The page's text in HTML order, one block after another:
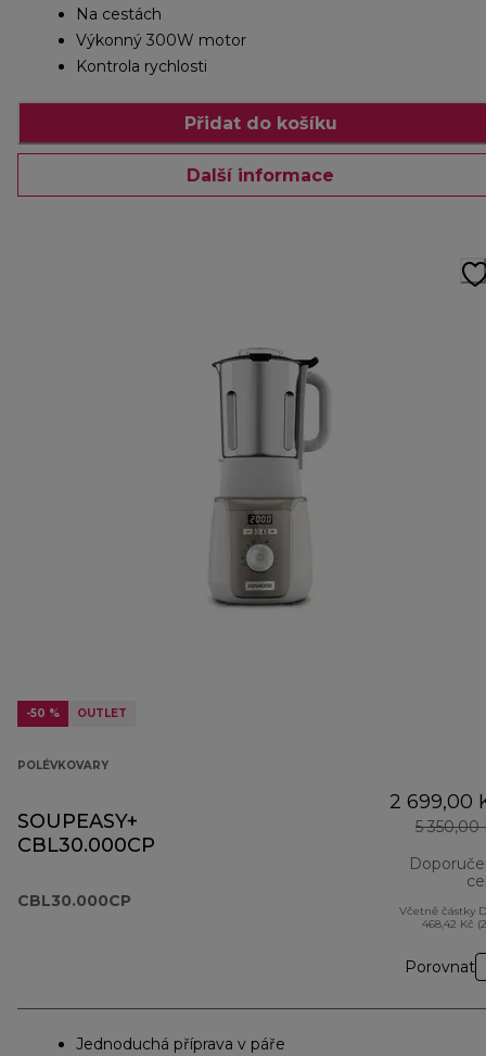
Na cestách
Výkonný 300W motor
Kontrola rychlosti
Přidat do košíku
Další informace
-50 % OUTLET
POLÉVKOVARY
SOUPEASY+
CBL30.000CP
CBL30.000CP
2 699,00
5 350,00
Včetně částky
468,42 Kč
Porovnat
Jednoduchá příprava v páře